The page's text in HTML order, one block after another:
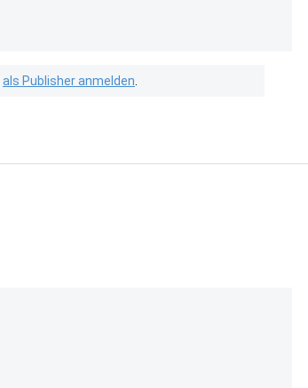
als Publisher anmelden